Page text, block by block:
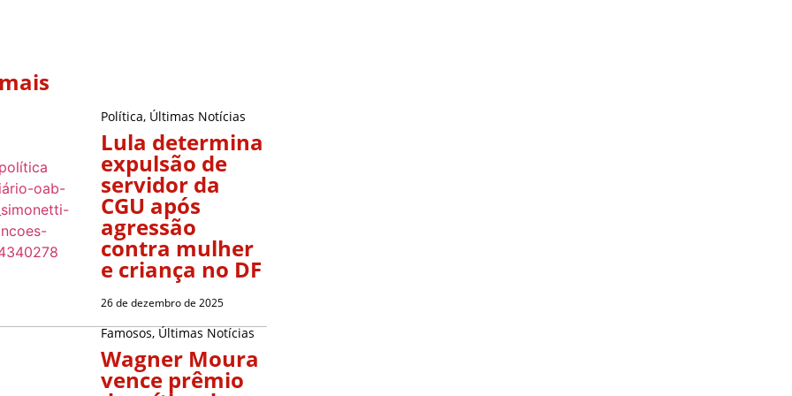
Política, Últimas Notícias
Lula determina
expulsão de
servidor da
CGU após
agressão
contra mulher
e criança no DF
26 de dezembro de 2025
Famosos,Últimas Notícias
Wagner Moura
vence prêmio